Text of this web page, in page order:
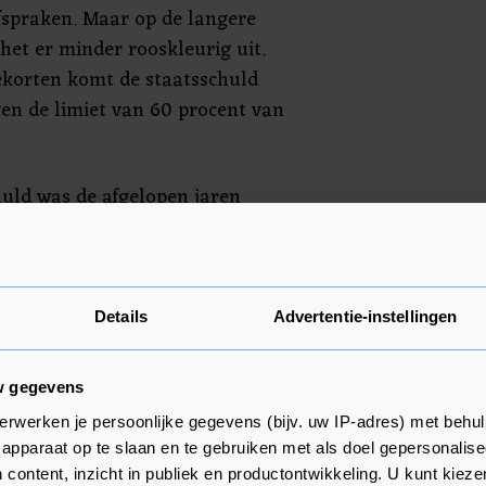
Details Advertentie-instellingen
gegevens
je persoonlijke gegevens (bijv. uw IP-adres) met
op te slaan en te gebruiken met als doel
content, inzicht in publiek en productontwikkeling. U kunt
Maar op de langere
er minder rooskleurig uit.
komt de staatsschuld
de limiet van 60 procent van
was de afgelopen jaren
de historisch lage rente
kreeg geruime tijd zelfs
de kapitaalmarkt leende.
stijgende rente op de
het ministerie van Financiën